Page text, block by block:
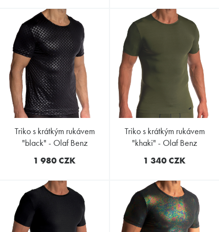
triko s krátkým rukávem
"black" - Olaf Benz
1 980 CZK
triko s krátkým rukávem
"khaki" - Olaf Benz
1 340 CZK